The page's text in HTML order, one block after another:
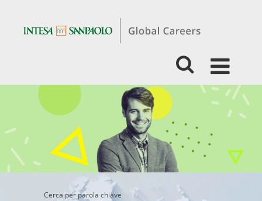
Experienced
Accounting
Controlling
Cerca per parola chiave